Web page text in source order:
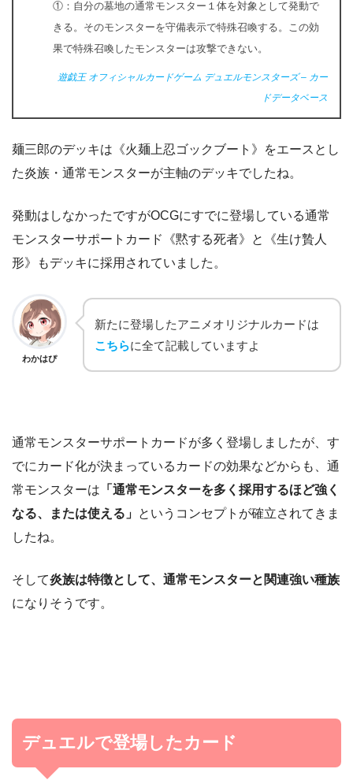
①：自分の墓地の通常モンスター１体を対象として発動で
きる。そのモンスターを守備表示で特殊召喚する。この効
果で特殊召喚したモンスターは攻撃できない。
遊戯王 オフィシャルカードゲーム デュエルモンスターズ – カー
ドデータベース
麺三郎のデッキは《火麺上忍ゴックブート》をエースとし
た炎族・通常モンスターが主軸のデッキでしたね。
発動はしなかったですがOCGにすでに登場している通常
モンスターサポートカード《黙する死者》と《生け贄人
形》もデッキに採用されていました。
わかはぴ
新たに登場したアニメオリジナルカードは
こちらに全て記載していますよ
通常モンスターサポートカードが多く登場しましたが、す
でにカード化が決まっているカードの効果などからも、通
常モンスターは 「通常モンスターを多く採用するほど強く
なる、または使える」 というコンセプトが確立されてきま
したね。
そして炎族は特徴として、通常モンスターと関連強い種族
になりそうです。
デュエルで登場したカード